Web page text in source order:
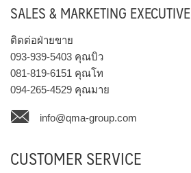
SALES & MARKETING EXECUTIVE
ติดต่อฝ่ายขาย
093-939-5403 คุณบิว
081-819-6151 คุณโท
094-265-4529 คุณมาย
info@qma-group.com
CUSTOMER SERVICE